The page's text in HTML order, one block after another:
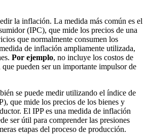
la inflación. La medida más común es el
(IPC), que mide los precios de una
que normalmente consumen los
de inflación ampliamente utilizada,
Por ejemplo, no incluye los costos de
pueden ser un importante impulsor de
se puede medir utilizando el índice de
que mide los precios de los bienes y
El IPP es una medida de inflación
ser útil para comprender las presiones
etapas del proceso de producción.